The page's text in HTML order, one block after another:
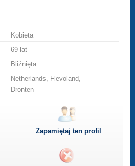
Kobieta
69 lat
Bliźnięta
Netherlands, Flevoland,
Dronten
Zapamiętaj ten profil